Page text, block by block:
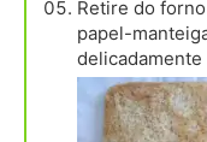
Retire do
papel-